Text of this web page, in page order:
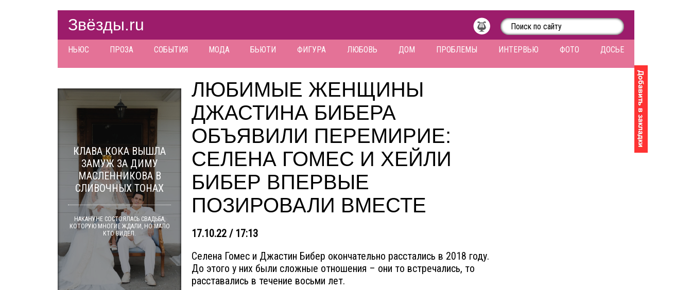
Звёзды.ru
НЬЮС ПРОЗА СОБЫТИЯ МОДА БЬЮТИ ФИГУРА ЛЮБОВЬ ДОМ ПРОБЛЕМЫ ИНТЕРВЬЮ ФОТО ДОСЬЕ
ЛЮБИМЫЕ ЖЕНЩИНЫ
ДЖАСТИНА БИБЕРА
ОБЪЯВИЛИ ПЕРЕМИРИЕ:
СЕЛЕНА ГОМЕС И ХЕЙЛИ
БИБЕР ВПЕРВЫЕ
ПОЗИРОВАЛИ ВМЕСТЕ
17.10.22 / 17:13
Селена Гомес и Джастин Бибер окончательно расстались в 2018 году.
До этого у них были сложные отношения – они то встречались, то
расставались в течение восьми лет.
КЛАВА КОКА ВЫШЛА
ЗАМУЖ ЗА ДИМУ
МАСЛЕННИКОВА В
СЛИВОЧНЫХ ТОНАХ
НАКАНУНЕ СОСТОЯЛАСЬ СВАДЬБА,
КОТОРУЮ МНОГИЕ ЖДАЛИ, НО МАЛО
КТО ВИДЕЛ.